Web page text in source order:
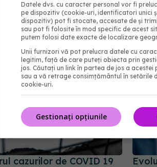
- abonează‑te!
cazurilor de COVID 19
Datele dvs. cu caracter personal vor fi
pe dispozitiv (cookie-uri, identificatori unici
dispozitiv) pot fi stocate, accesate de și
sau pot fi folosite în mod specific de acest
putem folosi date exacte de localizare
Unii furnizori vă pot prelucra datele cu
legitim, față de care puteți obiecta prin
jos. Căutați un link în partea de jos a acestei
sau a vă retrage consimțământul în setările
cookie-uri.
Gestionați opțiunile